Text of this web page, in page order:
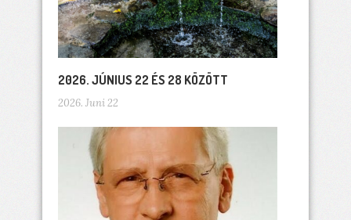
2026. JÚNIUS 22 ÉS 28 KÖZÖTT
2026. Juni 22